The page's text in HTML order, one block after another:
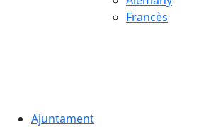
Francès
Ajuntament